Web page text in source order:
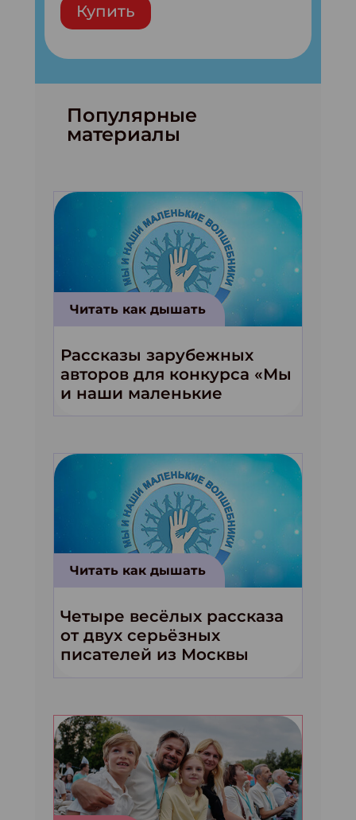
Купить
Популярные
материалы
Читать как дышать
Рассказы зарубежных
авторов для конкурса «Мы
и наши маленькие
волшебники!»
Читать как дышать
Четыре весёлых рассказа
от двух серьёзных
писателей из Москвы